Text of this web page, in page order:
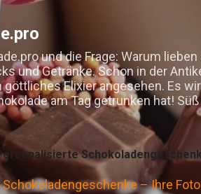
und die Frage: Warum
und Getränke. Schon in der
göttliches Elixier angesehen. Es
am Tag getrunken hat!
– Ihre